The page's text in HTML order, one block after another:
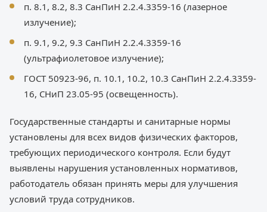
п. 8.1, 8.2, 8.3 СанПиН 2.2.4.3359-16 (лазерное
излучение);
п. 9.1, 9.2, 9.3 СанПиН 2.2.4.3359-16
(ультрафиолетовое излучение);
ГОСТ 50923-96, п. 10.1, 10.2, 10.3 СанПиН 2.2.4.3359-
16, СНиП 23.05-95 (освещенность).
Государственные стандарты и санитарные нормы
установлены для всех видов физических факторов,
требующих периодического контроля. Если будут
выявлены нарушения установленных нормативов,
работодатель обязан принять меры для улучшения
условий труда сотрудников.